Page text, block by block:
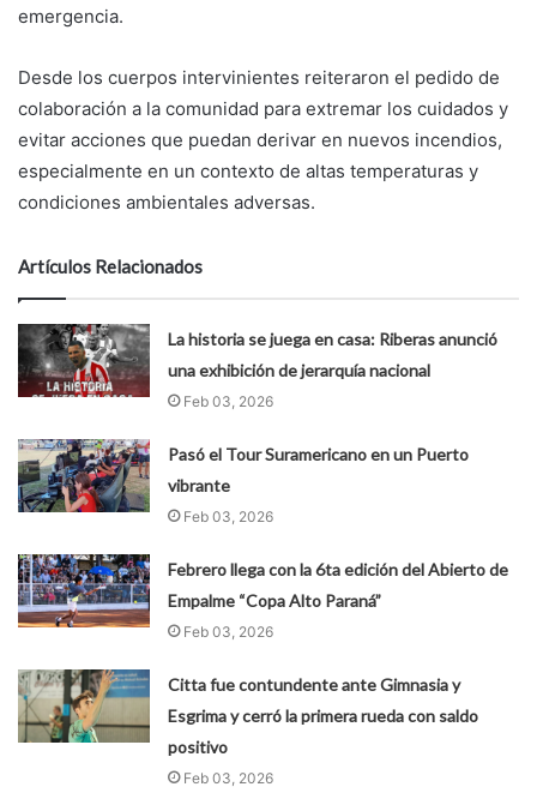
emergencia.
Desde los cuerpos intervinientes reiteraron el pedido de
colaboración a la comunidad para extremar los cuidados y
evitar acciones que puedan derivar en nuevos incendios,
especialmente en un contexto de altas temperaturas y
condiciones ambientales adversas.
Artículos Relacionados
La historia se juega en casa: Riberas anunció
una exhibición de jerarquía nacional
Feb 03, 2026
Pasó el Tour Suramericano en un Puerto
vibrante
Feb 03, 2026
Febrero llega con la 6ta edición del Abierto de
Empalme “Copa Alto Paraná”
Feb 03, 2026
Citta fue contundente ante Gimnasia y
Esgrima y cerró la primera rueda con saldo
positivo
Feb 03, 2026